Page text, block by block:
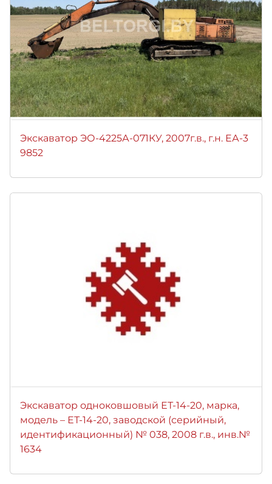
Экскаватор ЭО-4225А-071КУ, 2007г.в., г.н. ЕА-3
9852
Экскаватор одноковшовый ЕТ-14-20, марка,
модель – ЕТ-14-20, заводской (серийный,
идентификационный) № 038, 2008 г.в., инв.№
1634